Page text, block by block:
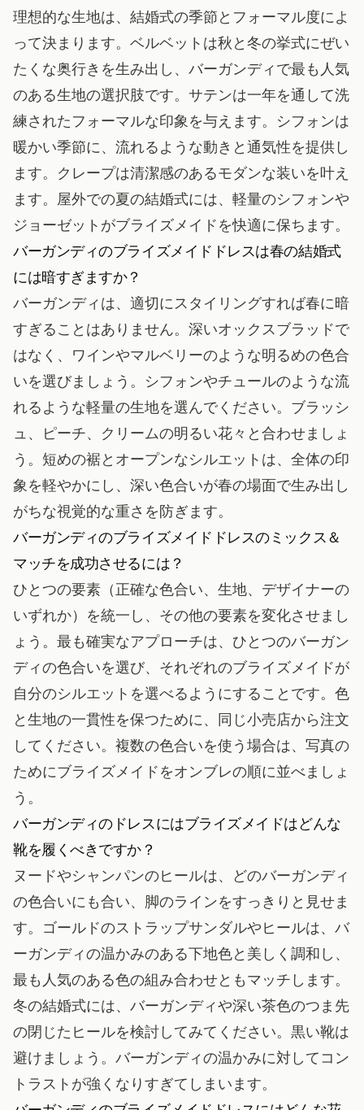
理想的な生地は、結婚式の季節とフォーマル度によ
って決まります。ベルベットは秋と冬の挙式にぜい
たくな奥行きを生み出し、バーガンディで最も人気
のある生地の選択肢です。サテンは一年を通して洗
練されたフォーマルな印象を与えます。シフォンは
暖かい季節に、流れるような動きと通気性を提供し
ます。クレープは清潔感のあるモダンな装いを叶え
ます。屋外での夏の結婚式には、軽量のシフォンや
ジョーゼットがブライズメイドを快適に保ちます。
バーガンディのブライズメイドドレスは春の結婚式
には暗すぎますか？
バーガンディは、適切にスタイリングすれば春に暗
すぎることはありません。深いオックスブラッドで
はなく、ワインやマルベリーのような明るめの色合
いを選びましょう。シフォンやチュールのような流
れるような軽量の生地を選んでください。ブラッシ
ュ、ピーチ、クリームの明るい花々と合わせましょ
う。短めの裾とオープンなシルエットは、全体の印
象を軽やかにし、深い色合いが春の場面で生み出し
がちな視覚的な重さを防ぎます。
バーガンディのブライズメイドドレスのミックス＆
マッチを成功させるには？
ひとつの要素（正確な色合い、生地、デザイナーの
いずれか）を統一し、その他の要素を変化させまし
ょう。最も確実なアプローチは、ひとつのバーガン
ディの色合いを選び、それぞれのブライズメイドが
自分のシルエットを選べるようにすることです。色
と生地の一貫性を保つために、同じ小売店から注文
してください。複数の色合いを使う場合は、写真の
ためにブライズメイドをオンブレの順に並べましょ
う。
バーガンディのドレスにはブライズメイドはどんな
靴を履くべきですか？
ヌードやシャンパンのヒールは、どのバーガンディ
の色合いにも合い、脚のラインをすっきりと見せま
す。ゴールドのストラップサンダルやヒールは、バ
ーガンディの温かみのある下地色と美しく調和し、
最も人気のある色の組み合わせともマッチします。
冬の結婚式には、バーガンディや深い茶色のつま先
の閉じたヒールを検討してみてください。黒い靴は
避けましょう。バーガンディの温かみに対してコン
トラストが強くなりすぎてしまいます。